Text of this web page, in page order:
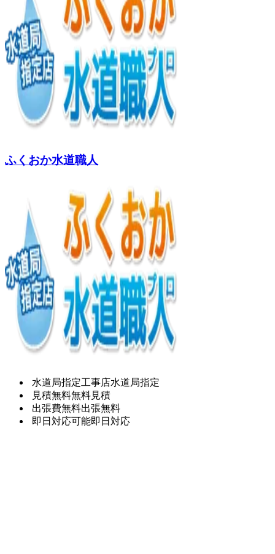
ふくおか水道職人
水道局指定工事店水道局指定
見積無料無料見積
出張費無料出張無料
即日対応可能即日対応